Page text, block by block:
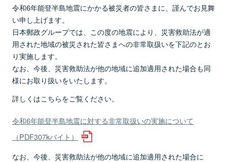
令和6年能登半島地震にかかる被災者の皆さまに、謹んでお見舞
い申し上げます。
日本郵政グループでは、この度の地震により、災害救助法が適
用された地域の被災された皆さまへの非常取扱いを下記のとお
り実施します。
なお、今後、災害救助法が他の地域に追加適用された場合も同
様にお取り扱いをいたします。
詳しくはこちらをご覧ください。
令和6年能登半島地震に対する非常取扱いの実施について
（PDF307kバイト）
なお、今後、災害救助法が他の地域に追加適用された場合に